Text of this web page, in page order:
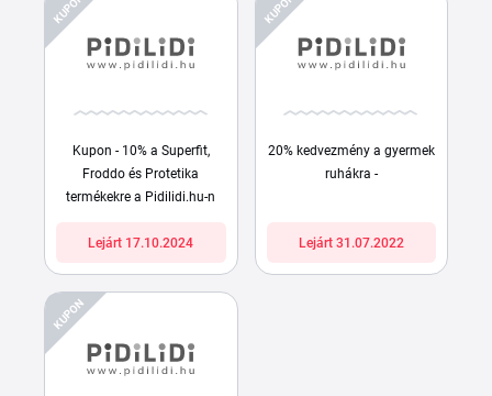
KUPON
Kupon - 10% a Superfit,
Froddo és Protetika
termékekre a Pidilidi.hu-n
Lejárt 17.10.2024
KUPON
20% kedvezmény a gyermek
ruhákra -
Lejárt 31.07.2022
KUPON